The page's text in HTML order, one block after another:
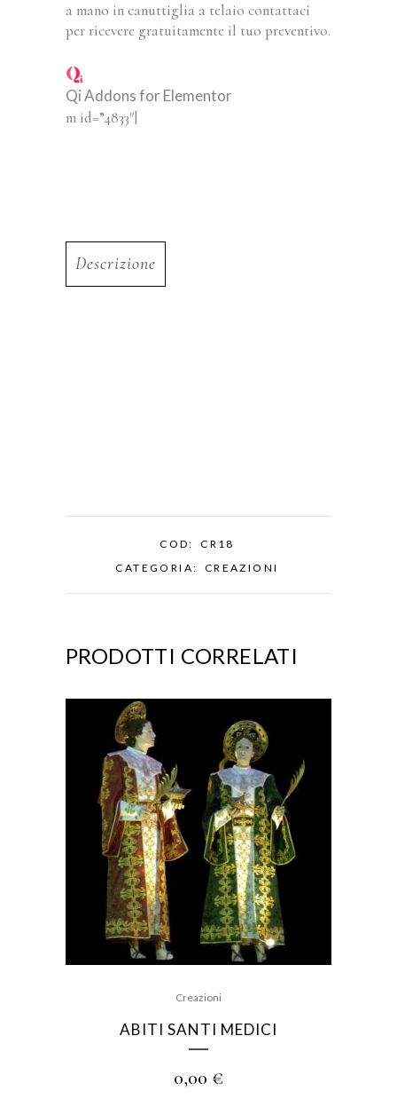
a mano in canuttiglia a telaio contattaci
per ricevere gratuitamente il tuo preventivo.
Qi Addons for Elementor
m id=”4833″]
Descrizione
COD:
CR18
CATEGORIA:
CREAZIONI
PRODOTTI CORRELATI
Creazioni
ABITI SANTI MEDICI
0,00 €